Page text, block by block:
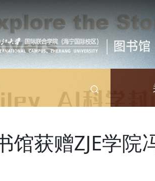
馆获赠ZJE学院